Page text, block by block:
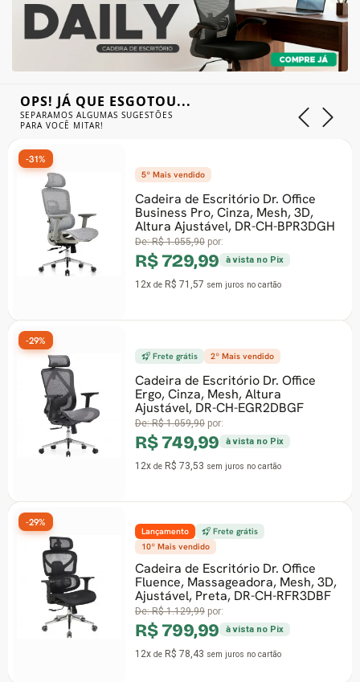
OPS! JÁ QUE ESGOTOU...
SEPARAMOS ALGUMAS SUGESTÕES
PARA VOCÊ MITAR!
5º Mais vendido
Cadeira de Escritório Dr. Office
Business Pro, Cinza, Mesh, 3D,
Altura Ajustável, DR-CH-BPR3DGH
De:R$ 1.055,90 por:
R$ 729,99 à vista no Pix
12x de R$ 71,57 sem juros no cartão
-31%
Frete grátis 2º Mais vendido
Cadeira de Escritório Dr. Office
Ergo, Cinza, Mesh, Altura
Ajustável, DR-CH-EGR2DBGF
De:R$ 1.059,90 por:
R$ 749,99 à vista no Pix
12x de R$ 73,53 sem juros no cartão
-29%
Lançamento
Frete grátis
10º Mais vendido
Cadeira de Escritório Dr. Office
Fluence, Massageadora, Mesh, 3D,
Ajustável, Preta, DR-CH-RFR3DBF
De:R$ 1.129,99 por:
R$ 799,99 à vista no Pix
12x de R$ 78,43 sem juros no cartão
-29%